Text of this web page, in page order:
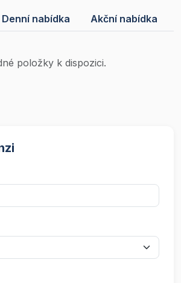
Denní nabídka Akční nabídka
položky k dispozici.